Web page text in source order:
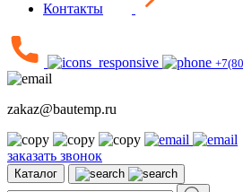
Контакты
zakaz@bautemp.ru
заказать звонок
Каталог